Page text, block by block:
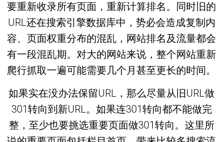
要重新收录所有页面，重新计算排名。同时旧的
URL还在搜索引擎数据库中，势必会造成复制内
容、页面权重分布的混乱，网站排名及流量都会
有一段混乱期。对大的网站来说，整个网站重新
爬行抓取一遍可能需要几个月甚至更长的时间。
如果实在没办法保留URL，那么尽量从旧URL做
301转向到新URL。如果连301转向都不能做完
整，至少也要挑选重要页面做301转向。这里所